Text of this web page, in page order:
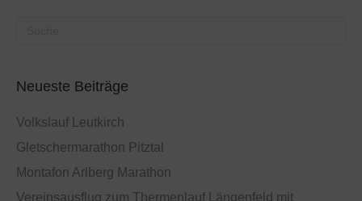
Neueste Beiträge
Volkslauf Leutkirch
Gletschermarathon Pitztal
Montafon Arlberg Marathon
Vereinsausflug zum Thermenlauf Längenfeld mit